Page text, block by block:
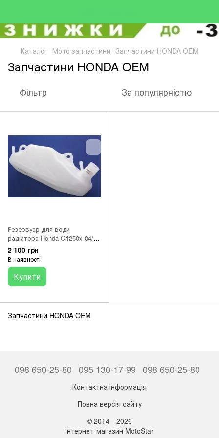
Каталог Мото запчастини Запчастини HONDA OEM
Запчастини HONDA OEM
Фільтр За популярністю
Резервуар для води
радіатора Honda Crf250x 04/16
19110-ksc-000
2 100 грн
В наявності
Купити
Запчастини HONDA OEM
098 650-25-80 095 130-17-99 098 650-25-80
Контактна інформація
Повна версія сайту
© 2014—2026
інтернет-магазин MotoStar